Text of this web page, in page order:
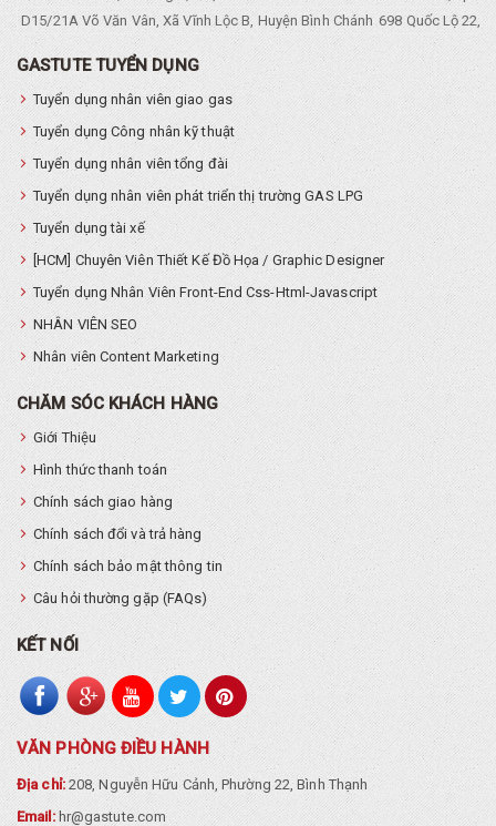
D15/21A Võ Văn Vân, Xã Vĩnh Lộc B, Huyện Bình Chánh 698 Quốc Lộ 22,
GASTUTE TUYỂN DỤNG
Tuyển dụng nhân viên giao gas
Tuyển dụng Công nhân kỹ thuật
Tuyển dụng nhân viên tổng đài
Tuyển dụng nhân viên phát triển thị trường GAS LPG
Tuyển dụng tài xế
[HCM] Chuyên Viên Thiết Kế Đồ Họa / Graphic Designer
Tuyển dụng Nhân Viên Front-End Css-Html-Javascript
NHÂN VIÊN SEO
Nhân viên Content Marketing
CHĂM SÓC KHÁCH HÀNG
Giới Thiệu
Hình thức thanh toán
Chính sách giao hàng
Chính sách đổi và trả hàng
Chính sách bảo mật thông tin
Câu hỏi thường gặp (FAQs)
KẾT NỐI
VĂN PHÒNG ĐIỀU HÀNH
Địa chỉ:208, Nguyễn Hữu Cảnh, Phường 22, Bình Thạnh
Email: hr@gastute.com